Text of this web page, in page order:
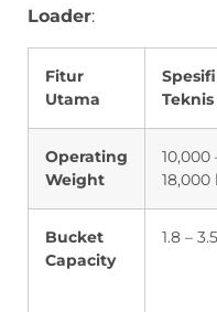
Loader:
Fitur
Utama
Teknis
Operating
Weight
10,000
18,000
Bucket
Capacity
1.8 –